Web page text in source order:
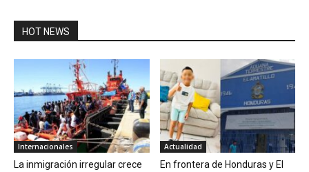
HOT NEWS
Internacionales
La inmigración irregular crece
Actualidad
En frontera de Honduras y El